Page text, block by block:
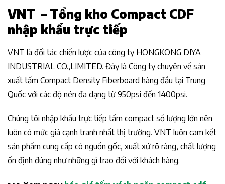
VNT – Tổng kho Compact CDF
nhập khẩu trực tiếp
VNT là đối tác chiến lược của công ty HONGKONG DIYA
INDUSTRIAL CO.,LIMITED. Đây là Công ty chuyên về sản
xuất tấm Compact Density Fiberboard hàng đầu tại Trung
Quốc với các độ nén đa dạng từ 950psi đến 1400psi.
Chúng tôi nhập khẩu trực tiếp tấm compact số lượng lớn nên
luôn có mức giá cạnh tranh nhất thị trường. VNT luôn cam kết
sản phẩm cung cấp có nguồn gốc, xuất xứ rõ ràng, chất lượng
ổn định đúng như những gì trao đổi với khách hàng.